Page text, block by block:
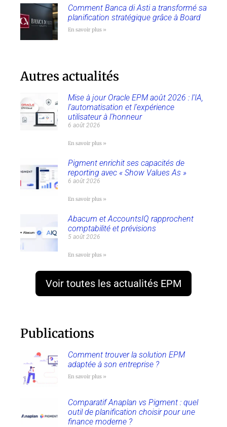
Comment Banca di Asti a transformé sa
planification stratégique grâce à Board
En savoir plus »
Autres actualités
Mise à jour Oracle EPM août 2026 : l’IA,
l’automatisation et l’expérience
utilisateur à l’honneur
6 août 2026
En savoir plus »
Pigment enrichit ses capacités de
reporting avec « Show Values As »
6 août 2026
En savoir plus »
Abacum et AccountsIQ rapprochent
comptabilité et prévisions
5 août 2026
En savoir plus »
Voir toutes les actualités EPM
Publications
Comment trouver la solution EPM
adaptée à son entreprise ?
En savoir plus »
Comparatif Anaplan vs Pigment : quel
outil de planification choisir pour une
finance moderne ?